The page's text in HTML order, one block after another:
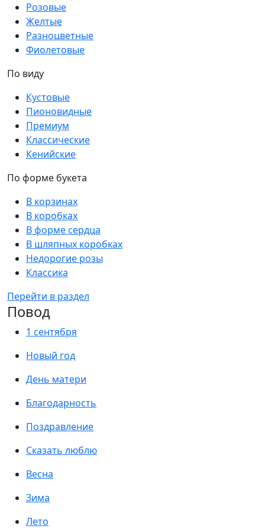
Розовые
Желтые
Разноцветные
Фиолетовые
По виду
Кустовые
Пионовидные
Премиум
Классические
Кенийские
По форме букета
В корзинах
В коробках
В форме сердца
В шляпных коробках
Недорогие розы
Классика
Перейти в раздел
Повод
1 сентября
Новый год
День матери
Благодарность
Поздравление
Сказать люблю
Весна
Зима
Лето